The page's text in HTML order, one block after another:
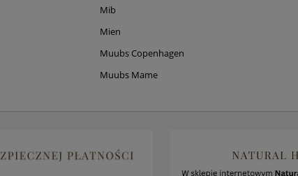
Mib
Mien
Muubs Copenhagen
Muubs Mame